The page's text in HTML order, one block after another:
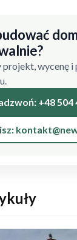
wycenę i
+48 504